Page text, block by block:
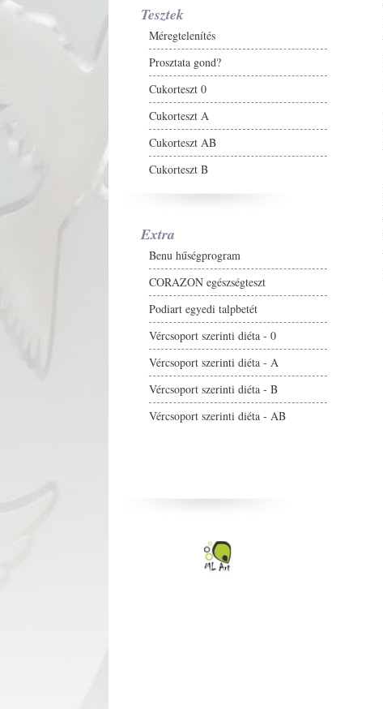
Tesztek
Méregtelenítés
Prosztata gond?
Cukorteszt 0
Cukorteszt A
Cukorteszt AB
Cukorteszt B
Extra
Benu hűségprogram
CORAZON egészségteszt
Podiart egyedi talpbetét
Vércsoport szerinti diéta - 0
Vércsoport szerinti diéta - A
Vércsoport szerinti diéta - B
Vércsoport szerinti diéta - AB